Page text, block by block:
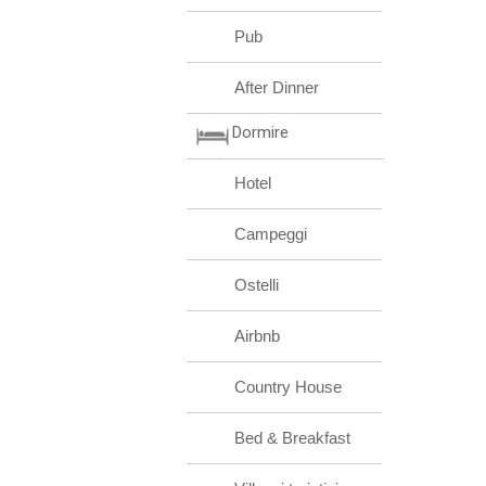
Pub
After Dinner
Dormire
Hotel
Campeggi
Ostelli
Airbnb
Country House
Bed & Breakfast